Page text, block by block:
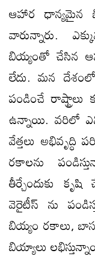
ఆహార ధాన్యమైన
వారున్నారు.
బియ్యంతో చేసిన
లేదు. మన
పండించే
ఉన్నాయి. వరిలో
వేత్తలు అభివృద్ధి
రకాలను
తీర్చేందుకు
వెరైటీస్ ను
బియ్యం రకాలు,
బియ్యాలు